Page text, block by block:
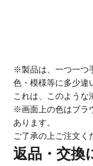
※製品は、一つ一つ
色・模様等に多少違
これは、このような
※画面上の色はブラ
あります。
ご了承の上ご注文く
返品・交換